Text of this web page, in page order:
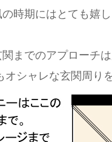
時期にはとても嬉
までのアプローチ
オシャレな玄関周り